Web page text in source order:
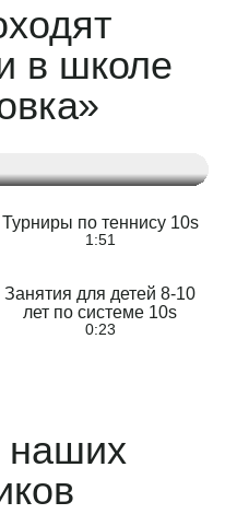
в школе
Турниры по теннису 10s
1:51
Занятия для детей 8-10
лет по системе 10s
0:23